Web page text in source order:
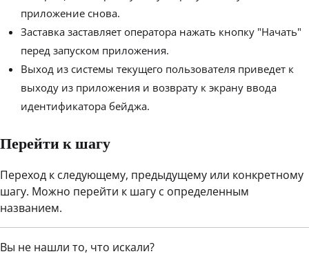
приложение снова.
Заставка заставляет оператора нажать кнопку "Начать"
перед запуском приложения.
Выход из системы текущего пользователя приведет к
выходу из приложения и возврату к экрану ввода
идентификатора бейджа.
Перейти к шагу
Переход к следующему, предыдущему или конкретному
шагу. Можно перейти к шагу с определенным
названием.
Вы не нашли то, что искали?